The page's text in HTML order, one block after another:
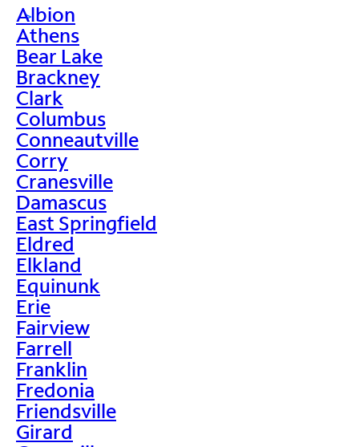
>
Albion
Athens
Bear Lake
Brackney
Clark
Columbus
Conneautville
Corry
Cranesville
Damascus
East Springfield
Eldred
Elkland
Equinunk
Erie
Fairview
Farrell
Franklin
Fredonia
Friendsville
Girard